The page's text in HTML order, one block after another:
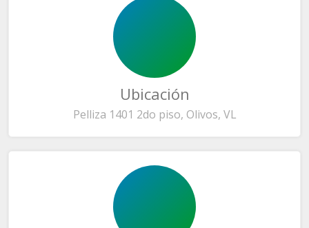
Ubicación
Pelliza 1401 2do piso, Olivos, VL